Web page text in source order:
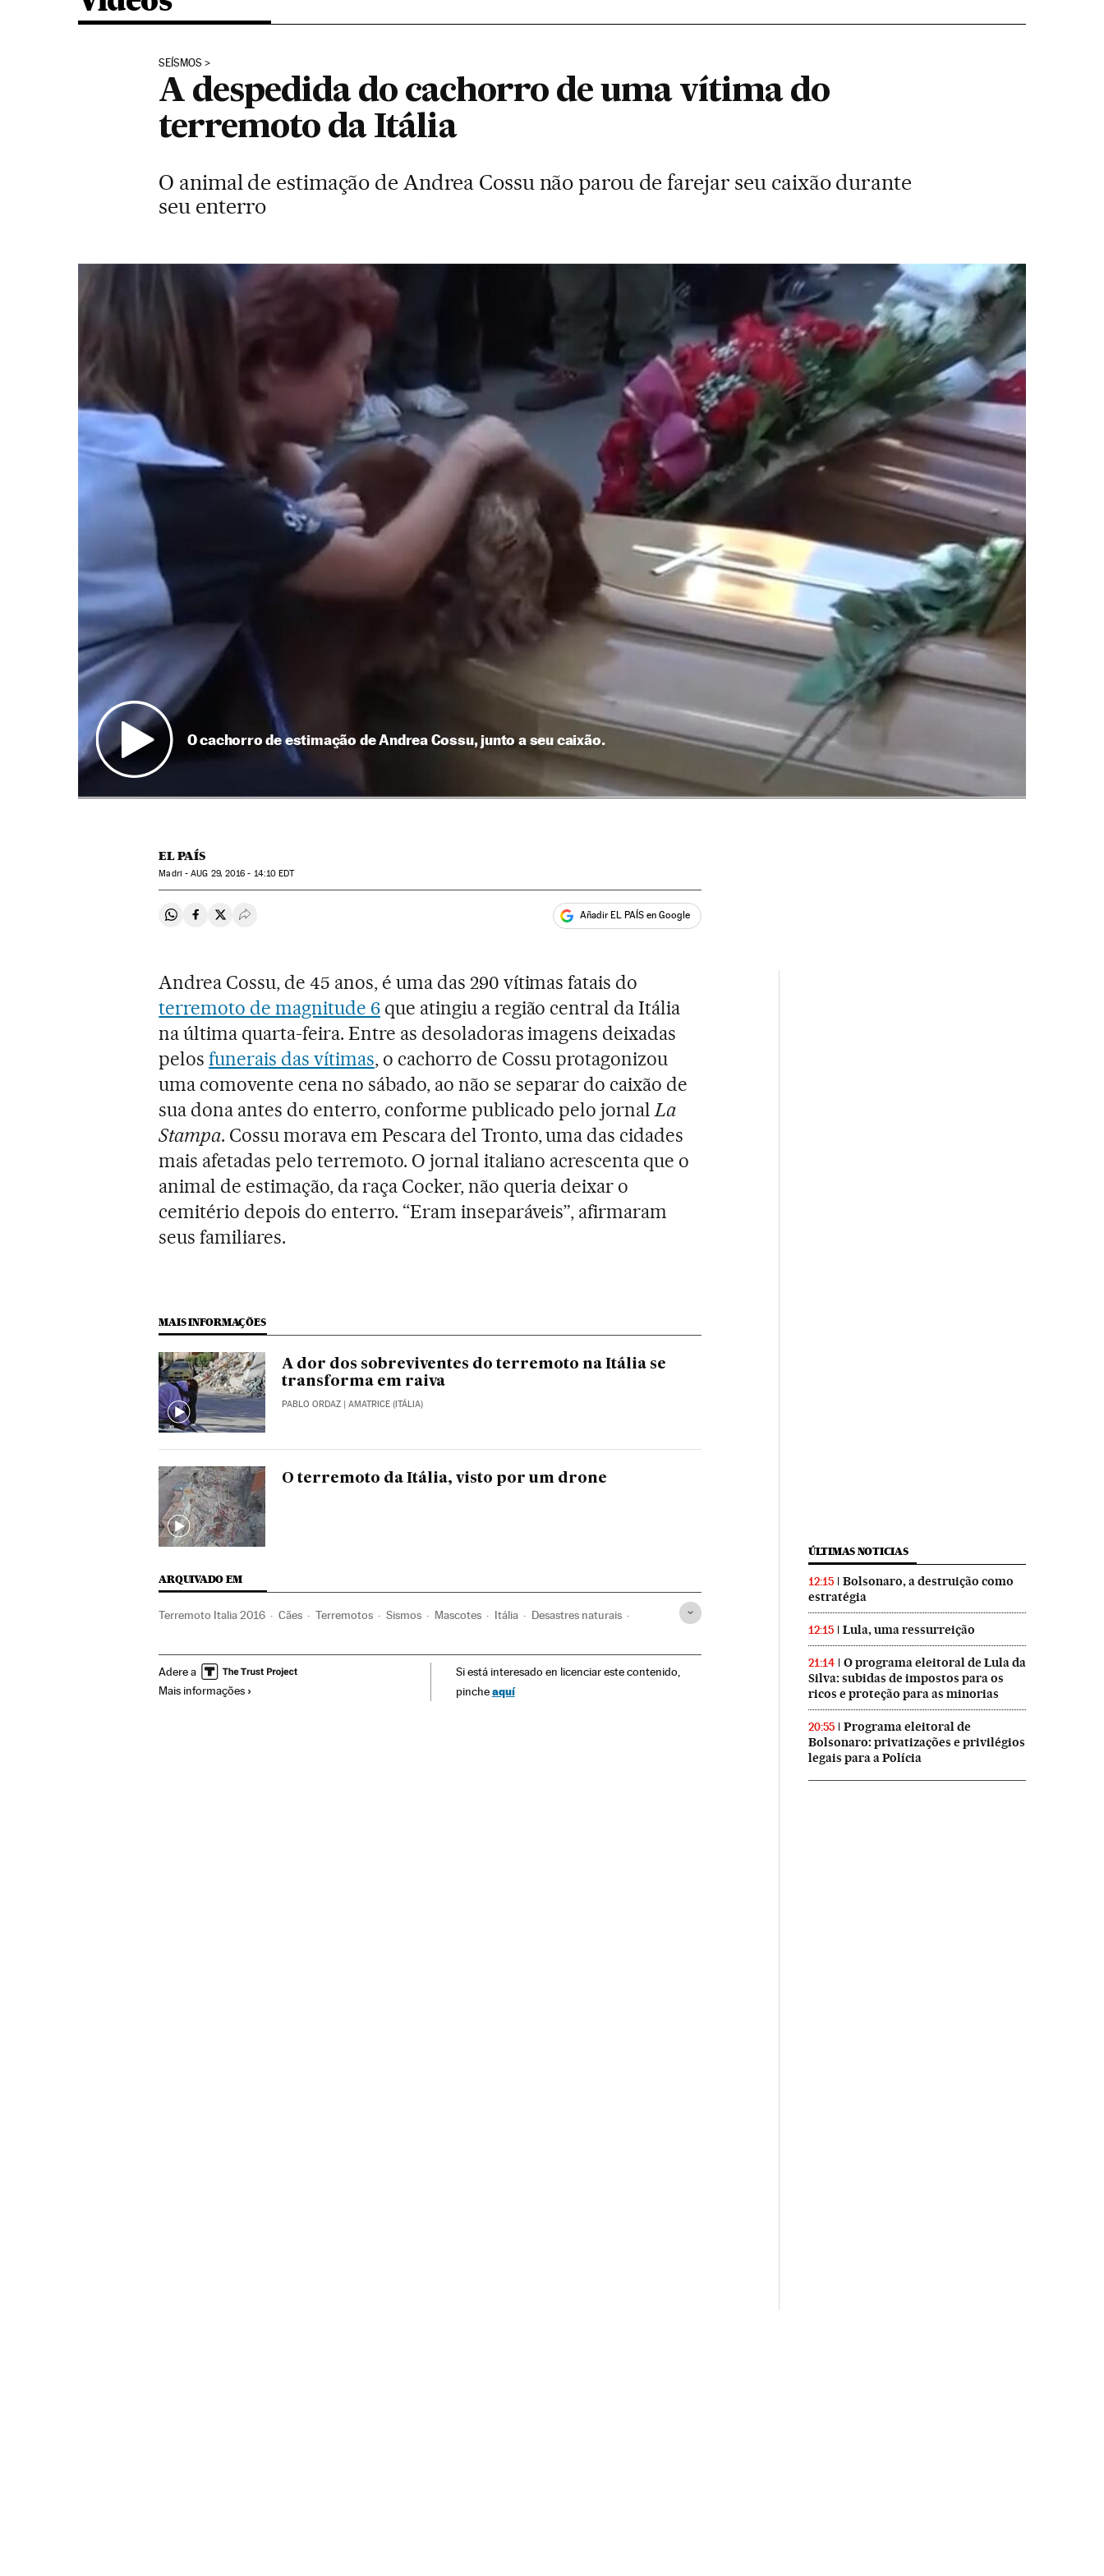
SEÍSMOS
A despedida do cachorro de uma vítima do
terremoto da Itália
O animal de estimação de Andrea Cossu não parou de farejar seu caixão durante
seu enterro
O cachorro de estimação de Andrea Cossu, junto a seu caixão.
EL PAÍS
Madri -AUG 29, 2016 - 14:10 EDT
Compartir en Whatsapp
Compartir en Facebook
Compartir en Twitter
Desplegar Redes Sociales Añadir EL PAÍS en Google
Andrea Cossu, de 45 anos, é uma das 290 vítimas fatais do
terremoto de magnitude 6que atingiu a região central da Itália
na última quarta-feira. Entre as desoladoras imagens deixadas
pelosfunerais das vítimas, o cachorro de Cossu protagonizou
uma comovente cena no sábado, ao não se separar do caixão de
sua dona antes do enterro, conforme publicado pelo jornalLa
Stampa. Cossu morava em Pescara del Tronto, uma das cidades
mais afetadas pelo terremoto. O jornal italiano acrescenta que o
animal de estimação, da raça Cocker, não queria deixar o
cemitério depois do enterro. “Eram inseparáveis”, afirmaram
seus familiares.
MAIS INFORMAÇÕES
A dor dos sobreviventes do terremoto na Itália se
transforma em raiva
PABLO ORDAZ | AMATRICE (ITÁLIA)
O terremoto da Itália, visto por um drone
ARQUIVADO EM
Terremoto Italia 2016 Cães Terremotos Sismos Mascotes Itália Desastres naturais
Adere a
Mais informações
Si está interesado en licenciar este contenido,
pincheaquí
ÚLTIMAS NOTICIAS
12:15
Bolsonaro, a destruição como
estratégia
12:15 Lula, uma ressurreição
21:14
O programa eleitoral de Lula da
Silva: subidas de impostos para os
ricos e proteção para as minorias
20:55
Programa eleitoral de
Bolsonaro: privatizações e privilégios
legais para a Polícia